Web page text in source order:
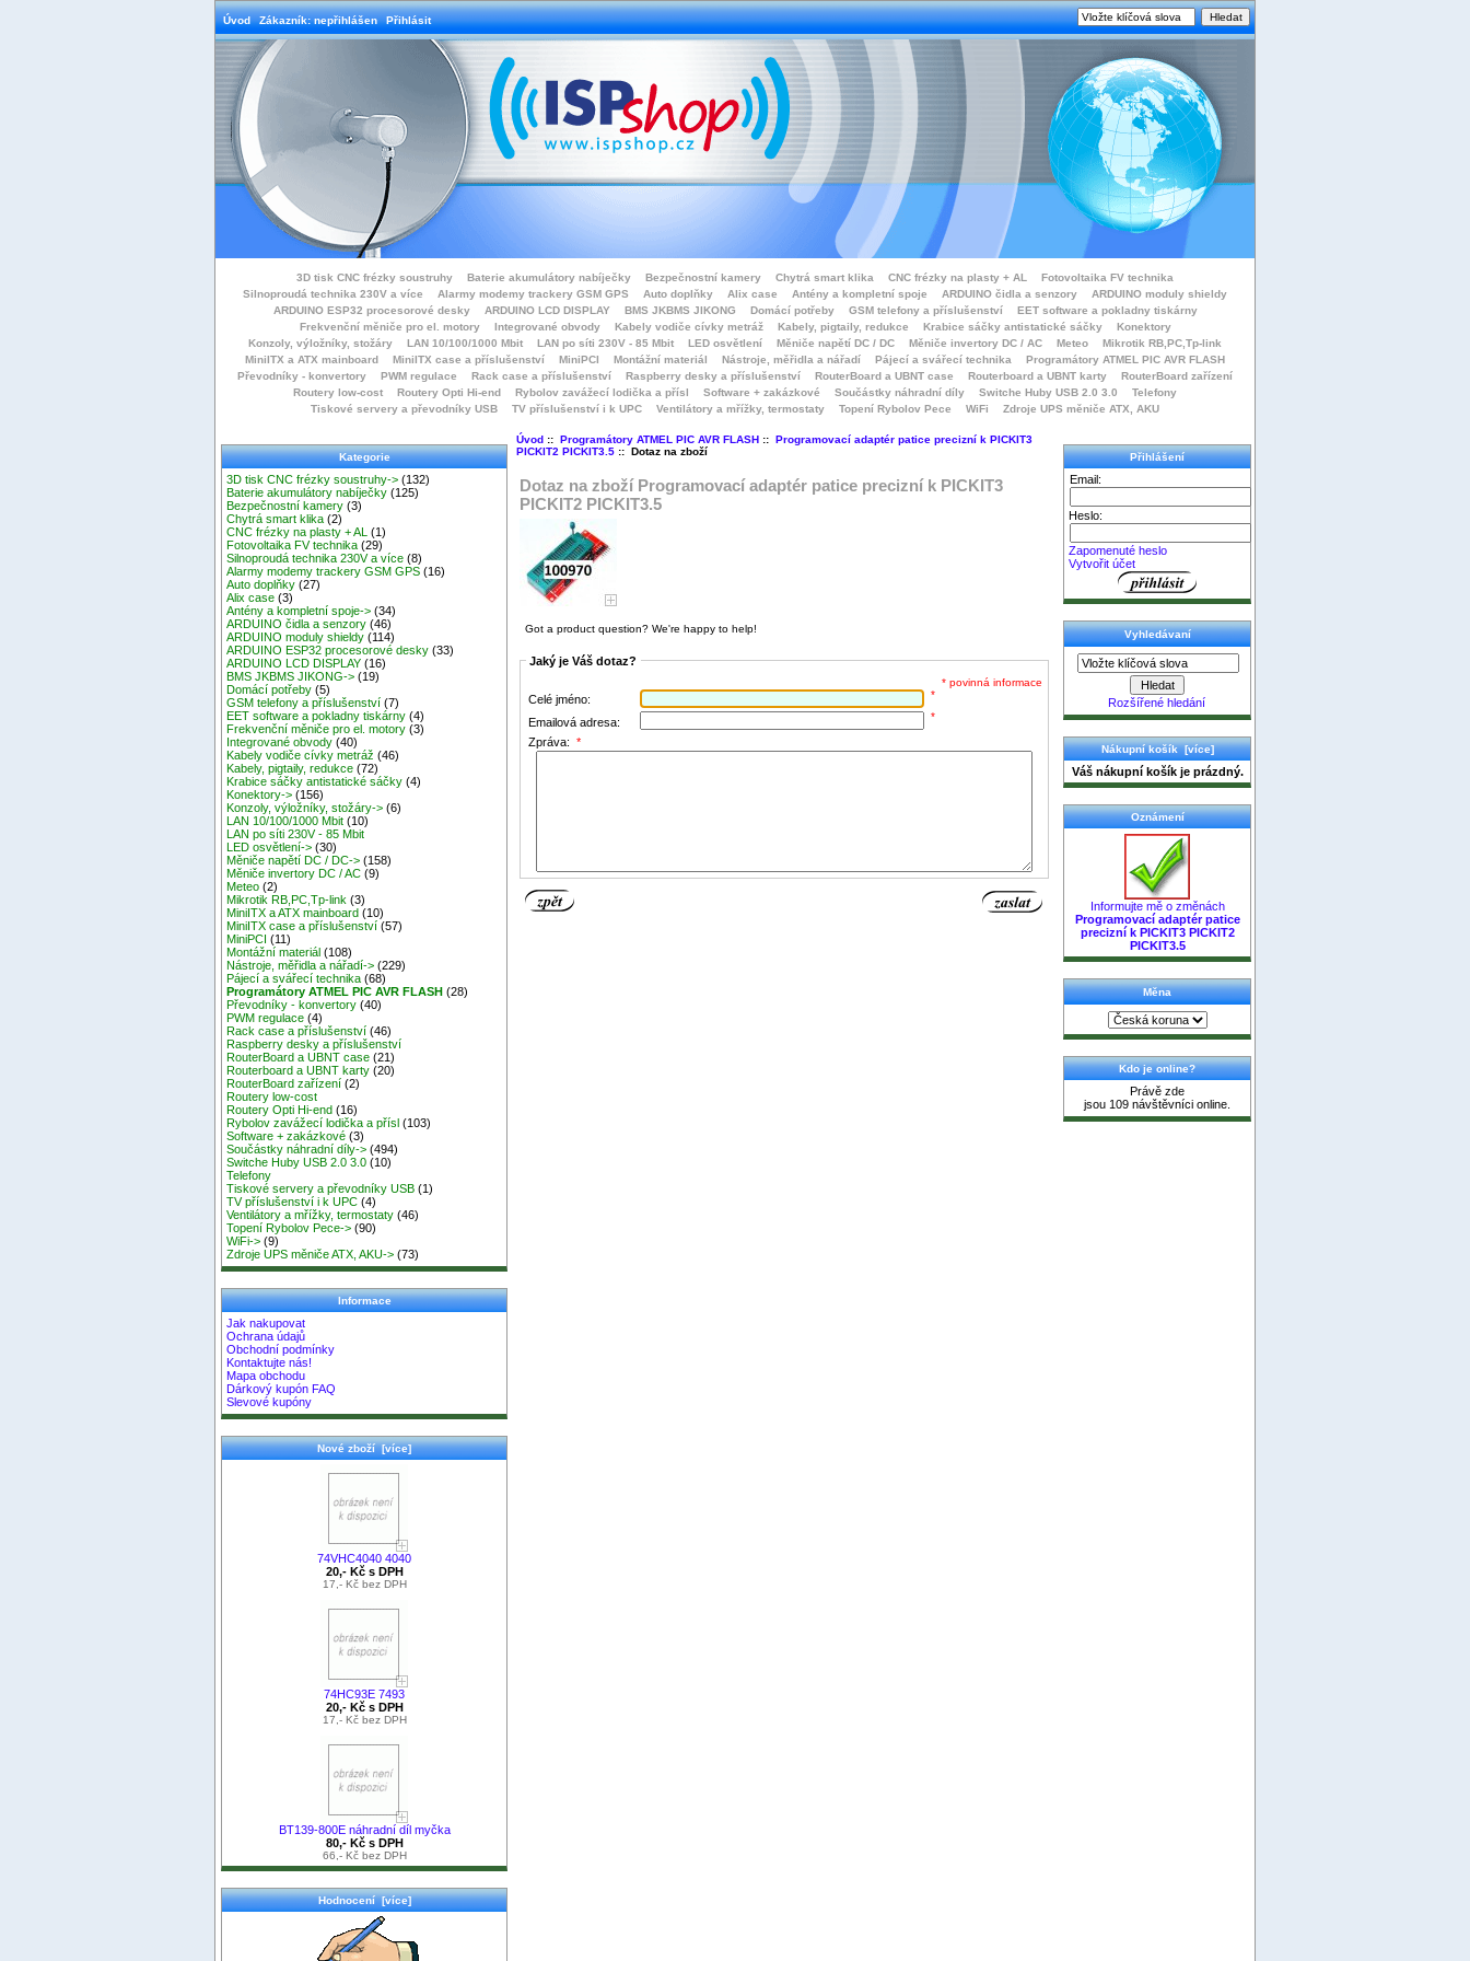
Úvod Zákazník: nepřihlášen Přihlásit
3D tisk CNC frézky soustruhy Baterie akumulátory nabíječky Bezpečnostní kamery Chytrá smart klika CNC frézky na plasty + AL
Fotovoltaika FV technika
Silnoproudá technika 230V a více
Alarmy modemy trackery GSM GPS Auto doplňky Alix case Antény a kompletní spoje ARDUINO čidla a senzory
ARDUINO moduly shieldy
ARDUINO ESP32 procesorové desky
ARDUINO LCD DISPLAY BMS JKBMS JIKONG Domácí potřeby GSM telefony a příslušenství
EET software a pokladny tiskárny
Frekvenční měniče pro el. motory
Integrované obvody Kabely vodiče cívky metráž Kabely, pigtaily, redukce Krabice sáčky antistatické sáčky
Konektory
Konzoly, výložníky, stožáry
LAN 10/100/1000 Mbit LAN po síti 230V - 85 Mbit LED osvětlení Měniče napětí DC / DC Měniče invertory DC / AC Meteo
Mikrotik RB,PC,Tp-link
MiniITX a ATX mainboard
MiniITX case a příslušenství MiniPCI Montážní materiál Nástroje, měřidla a nářadí Pájecí a svářecí technika
Programátory ATMEL PIC AVR FLASH
Převodníky - konvertory
PWM regulace Rack case a příslušenství Raspberry desky a příslušenství RouterBoard a UBNT case Routerboard a UBNT karty
RouterBoard zařízení
Routery low-cost
Routery Opti Hi-end Rybolov zavážecí lodička a přísl Software + zakázkové Součástky náhradní díly Switche Huby USB 2.0 3.0
Telefony
Tiskové servery a převodníky USB
TV příslušenství i k UPC Ventilátory a mřížky, termostaty Topení Rybolov Pece WiFi Zdroje UPS měniče ATX, AKU
Kategorie
3D tisk CNC frézky soustruhy-> (132)
Baterie akumulátory nabíječky (125)
Bezpečnostní kamery (3)
Chytrá smart klika (2)
CNC frézky na plasty + AL
(1)
Fotovoltaika FV technika (29)
Silnoproudá technika 230V a více (8)
Alarmy modemy trackery GSM GPS (16)
Auto doplňky (27)
Alix case (3)
Antény a kompletní spoje-> (34)
ARDUINO čidla a senzory (46)
ARDUINO moduly shieldy (114)
ARDUINO ESP32 procesorové desky (33)
ARDUINO LCD DISPLAY (16)
BMS JKBMS JIKONG-> (19)
Domácí potřeby (5)
GSM telefony a příslušenství (7)
EET software a pokladny tiskárny (4)
Frekvenční měniče pro el. motory (3)
Integrované obvody (40)
Kabely vodiče cívky metráž (46)
Kabely, pigtaily, redukce (72)
Krabice sáčky antistatické sáčky (4)
Konektory-> (156)
Konzoly, výložníky, stožáry-> (6)
LAN 10/100/1000 Mbit (10)
LAN po síti 230V - 85 Mbit
LED osvětlení-> (30)
Měniče napětí DC / DC-> (158)
Měniče invertory DC / AC (9)
Meteo (2)
Mikrotik RB,PC,Tp-link (3)
MiniITX a ATX mainboard (10)
MiniITX case a příslušenství (57)
MiniPCI (11)
Montážní materiál (108)
Nástroje, měřidla a nářadí-> (229)
Pájecí a svářecí technika (68)
Programátory ATMEL PIC AVR FLASH (28)
Převodníky - konvertory (40)
PWM regulace (4)
Rack case a příslušenství (46)
Raspberry desky a příslušenství
RouterBoard a UBNT case (21)
Routerboard a UBNT karty (20)
RouterBoard zařízení (2)
Routery low-cost
Routery Opti Hi-end (16)
Rybolov zavážecí lodička a přísl (103)
Software + zakázkové (3)
Součástky náhradní díly-> (494)
Switche Huby USB 2.0 3.0 (10)
Telefony
Tiskové servery a převodníky USB (1)
TV příslušenství i k UPC (4)
Ventilátory a mřížky, termostaty (46)
Topení Rybolov Pece-> (90)
WiFi-> (9)
Zdroje UPS měniče ATX, AKU-> (73)
Informace
Jak nakupovat
Ochrana údajů
Obchodní podmínky
Kontaktujte nás!
Mapa obchodu
Dárkový kupón FAQ
Slevové kupóny
Nové zboží [více]
74VHC4040 4040
20,- Kč s DPH
17,- Kč bez DPH
74HC93E 7493
20,- Kč s DPH
17,- Kč bez DPH
BT139-800E náhradní díl myčka
80,- Kč s DPH
66,- Kč bez DPH
Hodnocení [více]
Úvod:: Programátory ATMEL PIC AVR FLASH:: Programovací adaptér patice precizní k PICKIT3
PICKIT2 PICKIT3.5:: Dotaz na zboží
Dotaz na zboží Programovací adaptér patice precizní k PICKIT3
PICKIT2 PICKIT3.5
Got a product question? We're happy to help!
Jaký je Váš dotaz?
* povinná informace
Celé jméno: *
Emailová adresa: *
Zpráva: *
Přihlášení
Email:
Heslo:
Zapomenuté heslo
Vytvořit účet
Vyhledávaní
Rozšířené hledání
Nákupní košík [více]
Váš nákupní košík je prázdný.
Oznámení
Informujte mě o změnách
Programovací adaptér patice
precizní k PICKIT3 PICKIT2
PICKIT3.5
Měna
Kdo je online?
Právě zde
jsou 109 návštěvníci online.